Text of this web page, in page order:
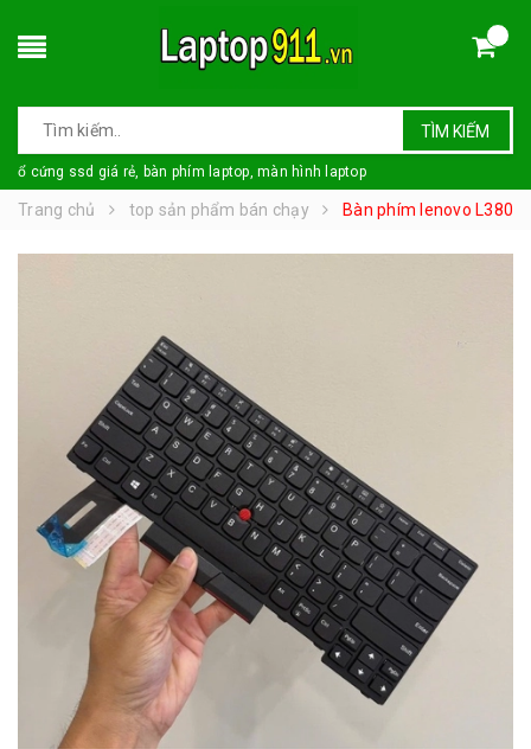
TÌM KIẾM
ổ cứng ssd giá rẻ, bàn phím laptop, màn hình laptop
Trang chủ top sản phẩm bán chạy Bàn phím lenovo L380